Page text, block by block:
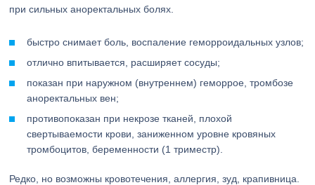
при сильных аноректальных болях.
быстро снимает боль, воспаление геморроидальных узлов;
отлично впитывается, расширяет сосуды;
показан при наружном (внутреннем) геморрое, тромбозе
аноректальных вен;
противопоказан при некрозе тканей, плохой
свертываемости крови, заниженном уровне кровяных
тромбоцитов, беременности (1 триместр).
Редко, но возможны кровотечения, аллергия, зуд, крапивница.